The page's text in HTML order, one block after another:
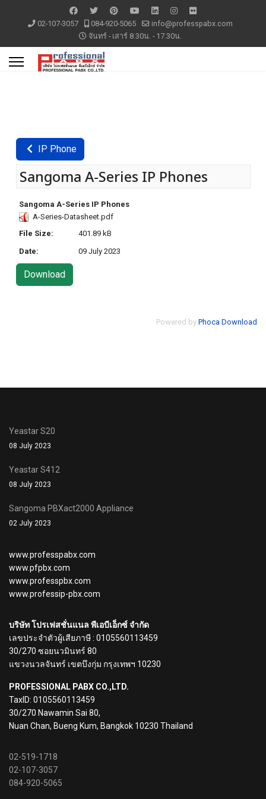
02-107-3057 084-920-5065
info@professpabx.com
จันทร์ - เสาร์ 8.30น. - 17.30น.
IP Phone
Sangoma A-Series IP Phones
Sangoma A-Series IP Phones
A-Series-Datasheet.pdf
File Size:
401.89 kB
Date:
09 July 2023
Powered by Phoca Download
Yeastar S20
08 July 2023
Yeastar S412
08 July 2023
Sangoma PBXact2000 Appliance
02 July 2023
www.professpabx.com
www.pfpbx.com
www.professpbx.com
www.professip-pbx.com
บริษัท โปรเฟสชั่นแนล พีเอบีเอ็กซ์ จำกัด
เลขประจำตัวผู้เสียภาษี : 0105560113459
30/270 ซอยนวมินทร์ 80
แขวงนวลจันทร์ เขตบึงกุ่ม กรุงเทพฯ 10230
PROFESSIONAL PABX CO.,LTD.
TaxID: 0105560113459
30/270 Nawamin Sai 80,
Nuan Chan, Bueng Kum, Bangkok 10230 Thailand
02-519-1718
02-107-3057
084-920-5065